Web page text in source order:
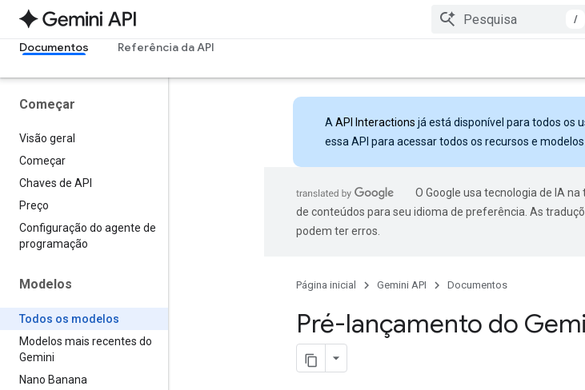
/
Documentos Referência da API
Começar
Visão geral
Começar
Chaves de API
Preço
Configuração do agente de
programação
Modelos
Todos os modelos
Modelos mais recentes do
Gemini
Nano Banana
A API Interactions já está disponível para todos os
essa API para acessar todos os recursos e
O Google usa tecnologia de IA na
de conteúdos para seu idioma de preferência. As
podem ter erros.
Página inicial Gemini API Documentos
Pré-lançamento do